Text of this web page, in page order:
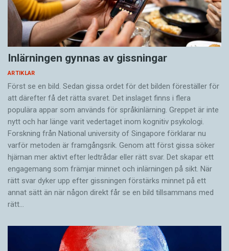
Inlärningen gynnas av gissningar
ARTIKLAR
Först se en bild. Sedan gissa ordet för det bilden föreställer för
att därefter få det rätta svaret. Det inslaget finns i flera
populära appar som används för språkinlärning. Greppet är inte
nytt och har länge varit vedertaget inom kognitiv psykologi.
Forskning från National university of Singa­pore förklarar nu
varför metoden är framgångsrik. Genom att först gissa ­söker
hjärnan mer aktivt ­efter ledtrådar eller rätt svar. Det skapar ett
engagemang som främjar minnet och inlärningen på sikt. När
rätt svar dyker upp efter gissningen förstärks minnet på ett
annat sätt än när någon direkt får se en bild tillsammans med
rätt…